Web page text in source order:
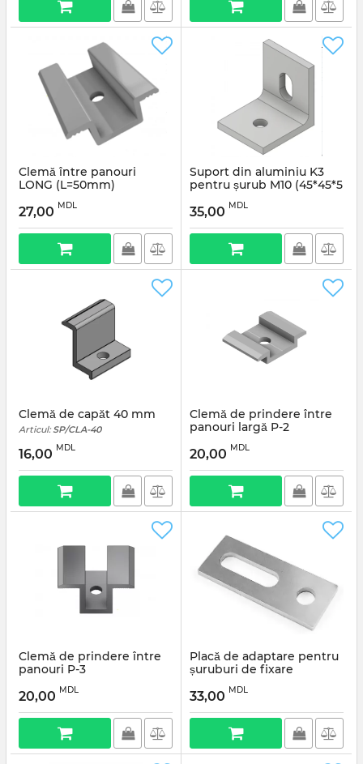
Clemă între panouri
LONG (L=50mm)
SP/CLA-60L
27,00 MDL
Suport din aluminiu K3
pentru șurub M10 (45*45*5
Articul: SP/SUP-A/K3
35,00 MDL
Clemă de capăt 40 mm
Articul: SP/CLA-40
16,00 MDL
Clemă de prindere între
panouri largă P-2
SP/CLA-P-2
20,00 MDL
Clemă de prindere între
panouri P-3
SP/CLA-P-3
20,00 MDL
Placă de adaptare pentru
șuruburi de fixare
SP/PLACA
33,00 MDL